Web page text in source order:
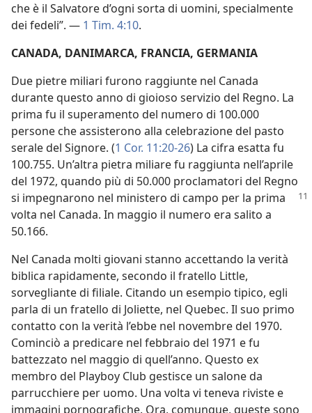
che è il Salvatore d’ogni sorta di uomini, specialmente
dei fedeli”. — 1 Tim. 4:10.
CANADA, DANIMARCA, FRANCIA, GERMANIA
Due pietre miliari furono raggiunte nel Canada
durante questo anno di gioioso servizio del Regno. La
prima fu il superamento del numero di 100.000
persone che assisterono alla celebrazione del pasto
serale del Signore. (1 Cor. 11:20-26) La cifra esatta fu
100.755. Un’altra pietra miliare fu raggiunta nell’aprile
del 1972, quando più di 50.000 proclamatori del Regno
si impegnarono nel ministero di campo per la prima
volta nel Canada. In maggio il numero era salito a
50.166.
Nel Canada molti giovani stanno accettando la verità
biblica rapidamente, secondo il fratello Little,
sorvegliante di filiale. Citando un esempio tipico, egli
parla di un fratello di Joliette, nel Quebec. Il suo primo
contatto con la verità l’ebbe nel novembre del 1970.
Cominciò a predicare nel febbraio del 1971 e fu
battezzato nel maggio di quell’anno. Questo ex
membro del Playboy Club gestisce un salone da
parrucchiere per uomo. Una volta vi teneva riviste e
immagini pornografiche. Ora, comunque, queste sono